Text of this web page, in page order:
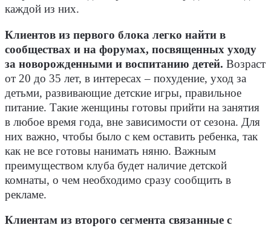
каждой из них.
Клиентов из первого блока легко найти в
сообществах и на форумах, посвященных уходу
за новорожденными и воспитанию детей. Возраст
от 20 до 35 лет, в интересах – похудение, уход за
детьми, развивающие детские игры, правильное
питание. Такие женщины готовы прийти на занятия
в любое время года, вне зависимости от сезона. Для
них важно, чтобы было с кем оставить ребенка, так
как не все готовы нанимать няню. Важным
преимуществом клуба будет наличие детской
комнаты, о чем необходимо сразу сообщить в
рекламе.
Клиентам из второго сегмента связанные с